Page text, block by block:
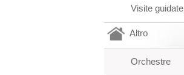
Visite guidate
Altro
Orchestre